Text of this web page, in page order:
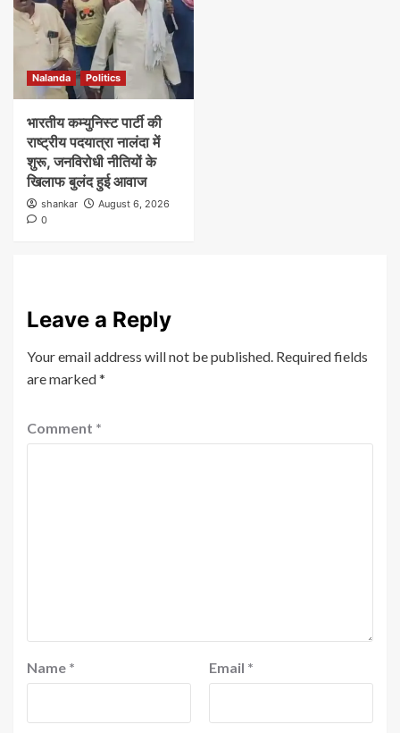
Nalanda Politics
भारतीय कम्युनिस्ट पार्टी की
राष्ट्रीय पदयात्रा नालंदा में
शुरू, जनविरोधी नीतियों के
खिलाफ बुलंद हुई आवाज
shankar
August 6, 2026
0
Leave a Reply
Your email address will not be published. Required fields
are marked*
Comment *
Name * Email *